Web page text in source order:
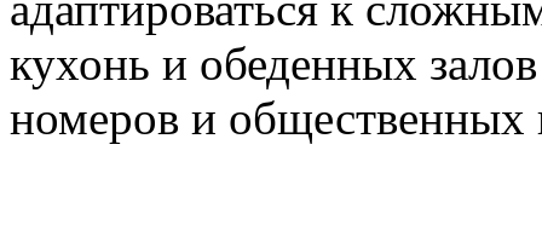
кухонь и обеденных
номеров и общественных